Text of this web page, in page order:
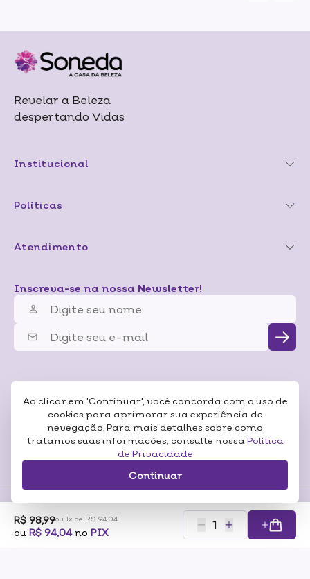
Ao clicar em 'Continuar', você concorda com o uso de
cookies para aprimorar sua experiência de
nevegação. Para mais detalhes sobre como
tratamos suas informações, consulte nossa Política
de Privacidade
Continuar
R$ 98,99ou 1x de R$ 94,04
ou R$ 94,04no PIX
Revelar a Beleza
despertando Vidas
Institucional
Políticas
Atendimento
Inscreva-se na nossa Newsletter!
Certificados